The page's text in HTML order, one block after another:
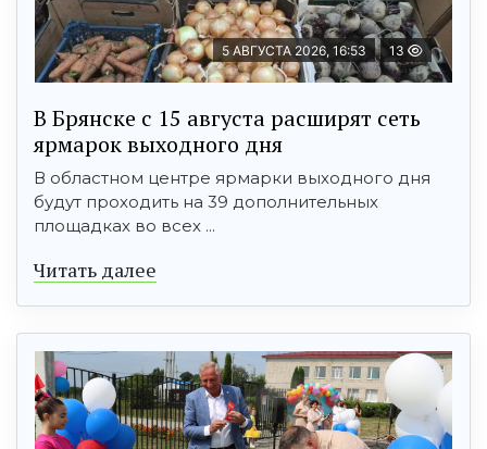
5 АВГУСТА 2026, 16:53 13
В Брянске с 15 августа расширят сеть
ярмарок выходного дня
В областном центре ярмарки выходного дня
будут проходить на 39 дополнительных
площадках во всех ...
Читать далее